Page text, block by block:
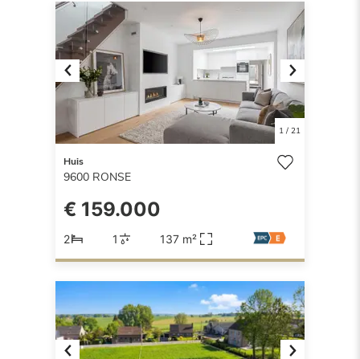
Previous Next
1/ 21
Huis
9600 RONSE
€ 159.000
2 1 137 m²